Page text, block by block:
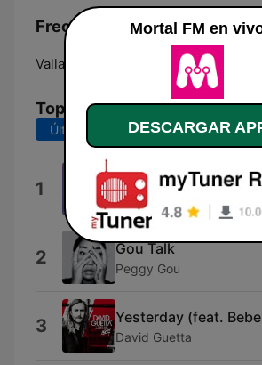
Frecuencias Mortal FM:
Valladolid:
Top Canciones
Últimos 7 días Últimos 30 días
1 Teardrop
Poppy Baskcomb
2 Gou Talk
Peggy Gou
3 Yesterday (feat.
David Guetta
Mortal FM en
DESCARGAR